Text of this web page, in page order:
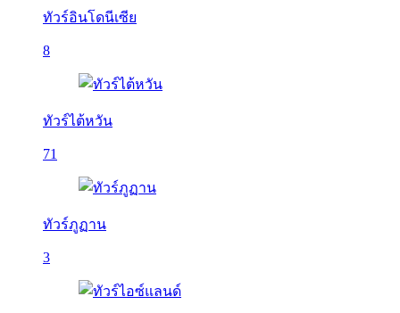
ทัวร์อินโดนีเซีย
8
ทัวร์ไต้หวัน
71
ทัวร์ภูฏาน
3